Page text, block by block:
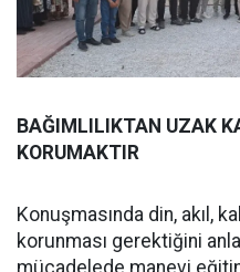
BAĞIMLILIKTAN UZAK
KORUMAKTIR
Konuşmasında din, akıl,
korunması gerektiğini
mücadelede manevi